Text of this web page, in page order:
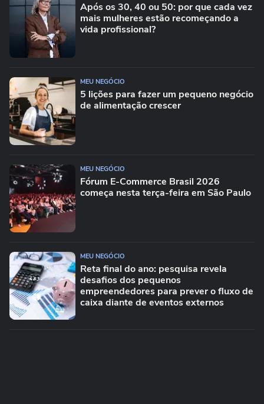
Após os 30, 40 ou 50: por que cada vez
mais mulheres estão recomeçando a
vida profissional?
MEU NEGÓCIO
5 lições para fazer um pequeno negócio
de alimentação crescer
MEU NEGÓCIO
Fórum E-Commerce Brasil 2026
começa nesta terça-feira em São Paulo
MEU NEGÓCIO
Reta final do ano: pesquisa revela
desafios dos pequenos
empreendedores para prever o fluxo de
caixa diante de eventos externos